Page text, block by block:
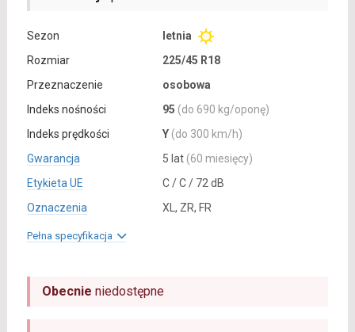
Sezon
letnia
Rozmiar
225/45 R18
Przeznaczenie
osobowa
Indeks nośności
95 (do 690 kg/oponę)
Indeks prędkości
Y (do 300 km/h)
Gwarancja
5 lat (60 miesięcy)
Etykieta UE
C / C / 72 dB
Oznaczenia
XL, ZR, FR
Pełna specyfikacja
Obecnie niedostępne